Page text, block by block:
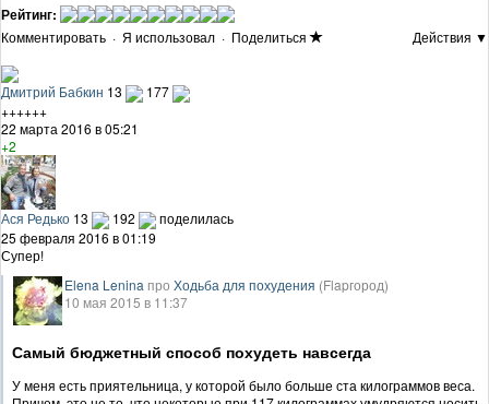
Рейтинг:
Комментировать · Я использовал · Поделиться Действия ▼
Дмитрий Бабкин 13
177
++++++
22 марта 2016 в 05:21
+2
Ася Редько 13 192
поделилась
25 февраля 2016 в 01:19
Супер!
Elena Lenina про Ходьба для похудения (Flapгород)
10 мая 2015 в 11:37
Самый бюджетный способ похудеть навсегда
У меня есть приятельница, у которой было больше ста килограммов веса.